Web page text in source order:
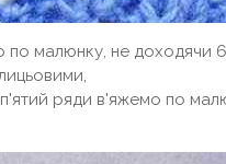
по малюнку, не доходячи 6
п'ятий ряди в'яжемо по